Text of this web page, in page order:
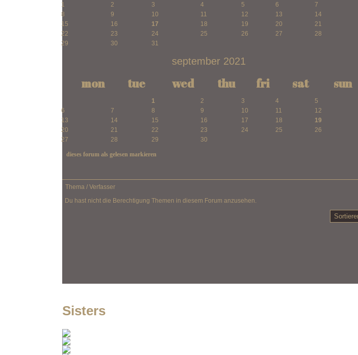
1 2 3 4 5 6
7
8
9 10 11 12 13
14
15
16 17 18 19 20
21
22
23 24 25 26 27
28
29
30 31
september 2021
mon tue wed thu fri sat sun
1 2 3 4
5
6
7 8 9 10 11
12
13
14 15 16 17 18
19
20
21 22 23 24 25
26
27
28 29 30
dieses forum als gelesen markieren
Thema / Verfasser
Du hast nicht die Berechtigung Themen in diesem Forum anzusehen.
Sisters